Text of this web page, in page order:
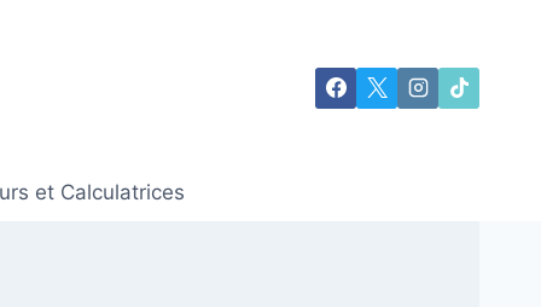
et Calculatrices